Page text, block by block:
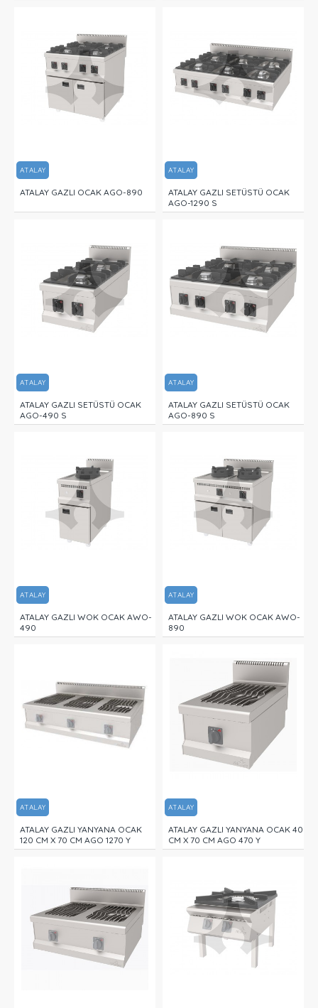
ATALAY
ATALAY GAZLI OCAK AGO-890
ATALAY
ATALAY GAZLI SETÜSTÜ OCAK
AGO-1290 S
ATALAY
ATALAY GAZLI SETÜSTÜ OCAK
AGO-490 S
ATALAY
ATALAY GAZLI SETÜSTÜ OCAK
AGO-890 S
ATALAY
ATALAY GAZLI WOK OCAK AWO-
490
ATALAY
ATALAY GAZLI WOK OCAK AWO-
890
ATALAY
ATALAY GAZLI YANYANA OCAK
120 CM X 70 CM AGO 1270 Y
ATALAY
ATALAY GAZLI YANYANA OCAK 40
CM X 70 CM AGO 470 Y